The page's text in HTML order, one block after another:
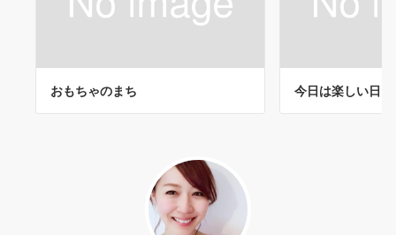
おもちゃのまち 今日は楽しい日